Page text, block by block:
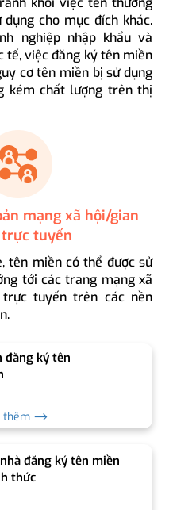
cho mục đích khác.
nghiệp nhập khẩu và
tế, việc đăng ký tên miền
cơ tên miền bị sử dụng
kém chất lượng trên thị
mạng xã hội/gian
tuyến
tên miền có thể được sử
tới các trang mạng xã
tuyến trên các nền
đăng ký tên
thêm ⟶
đăng ký tên miền
thức